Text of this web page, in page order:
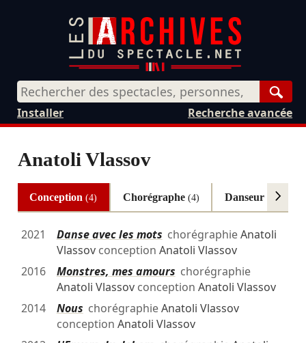
Recherche avancée
Installer
Anatoli Vlassov
Conception(4) Chorégraphe (4) Danseur (2)
2021 Danse avec les mots chorégraphieAnatoli
Vlassovconception Anatoli Vlassov
2016
Monstres, mes amours chorégraphie
Anatoli Vlassovconception Anatoli Vlassov
2014
Nous chorégraphieAnatoli Vlassov
conception Anatoli Vlassov